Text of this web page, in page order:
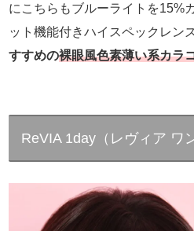
にこちらもブルーライトを15%
ット機能付きハイスペックレン
すすめの裸眼風色素薄い系カラ
ReVIA 1day（レヴィア ワ